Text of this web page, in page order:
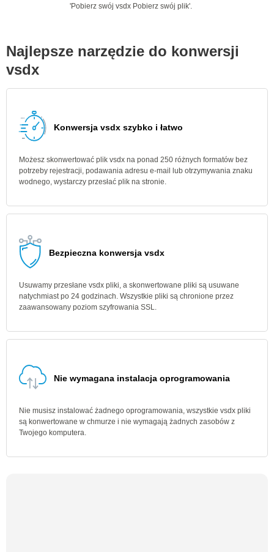
'Pobierz swój vsdx Pobierz swój plik'.
Najlepsze narzędzie do konwersji
vsdx
Konwersja vsdx szybko i łatwo
Możesz skonwertować plik vsdx na ponad 250 różnych formatów bez
potrzeby rejestracji, podawania adresu e-mail lub otrzymywania znaku
wodnego, wystarczy przesłać plik na stronie.
Bezpieczna konwersja vsdx
Usuwamy przesłane vsdx pliki, a skonwertowane pliki są usuwane
natychmiast po 24 godzinach. Wszystkie pliki są chronione przez
zaawansowany poziom szyfrowania SSL.
Nie wymagana instalacja oprogramowania
Nie musisz instalować żadnego oprogramowania, wszystkie vsdx pliki
są konwertowane w chmurze i nie wymagają żadnych zasobów z
Twojego komputera.